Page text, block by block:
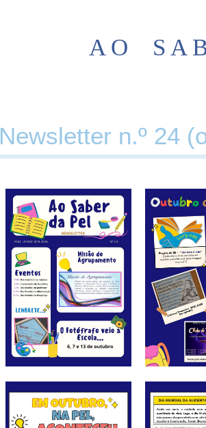
A O S A
Newsletter n.º 24